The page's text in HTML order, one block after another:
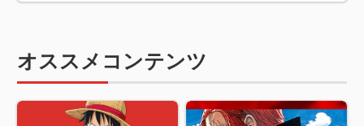
オススメコンテンツ